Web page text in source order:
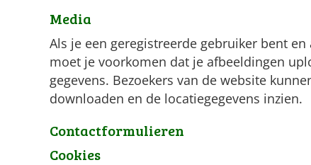
Media
Als je een geregistreerde gebruiker bent
moet je voorkomen dat je afbeeldingen
gegevens. Bezoekers van de website
downloaden en de locatiegegevens inzien.
Contactformulieren
Cookies